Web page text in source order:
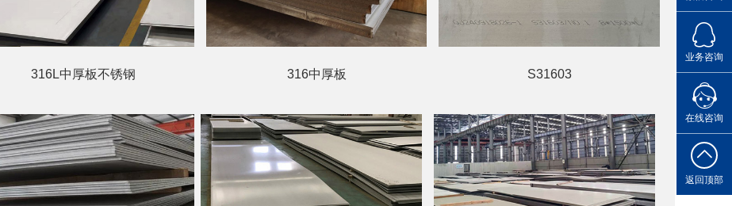
316L中厚板不锈钢 316中厚板 S31603
业务咨询
点击
在线咨询
您的专
返回顶部